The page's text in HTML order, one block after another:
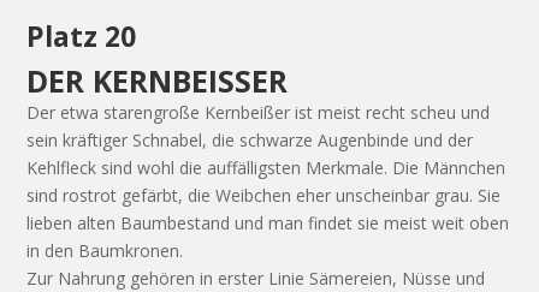
Platz 20
DER KERNBEISSER
Der etwa starengroße Kernbeißer ist meist recht scheu und
sein kräftiger Schnabel, die schwarze Augenbinde und der
Kehlfleck sind wohl die auffälligsten Merkmale. Die Männchen
sind rostrot gefärbt, die Weibchen eher unscheinbar grau. Sie
lieben alten Baumbestand und man findet sie meist weit oben
in den Baumkronen.
Zur Nahrung gehören in erster Linie Sämereien, Nüsse und